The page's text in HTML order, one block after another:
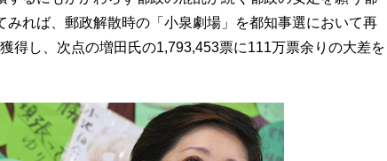
みれば、郵政解散時の「小泉劇場」を都知事選において再
得し、次点の増田氏の1,793,453票に111万票余りの大差を